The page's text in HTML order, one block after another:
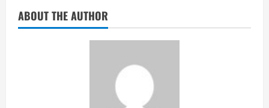
ABOUT THE AUTHOR